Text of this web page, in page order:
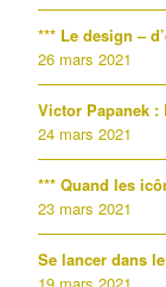
*** Le design –
26 mars 2021
Victor Papanek
24 mars 2021
*** Quand les
23 mars 2021
Se lancer dans
19 mars 2021